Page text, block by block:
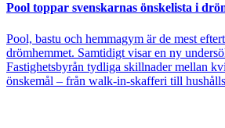
Pool toppar svenskarnas önskelista i
Pool, bastu och hemmagym är de mest
drömhemmet. Samtidigt visar en ny
Fastighetsbyrån tydliga skillnader mellan
önskemål – från walk-in-skafferi till